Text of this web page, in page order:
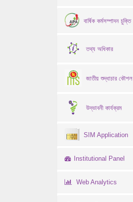
বার্ষিক কর্মসম্পাদন চুক্তি
তথ্য অধিকার
জাতীয় শুদ্ধাচার কৌশল
উদ্ভাবনী কার্যক্রম
SIM Application
Institutional Panel
Web Analytics